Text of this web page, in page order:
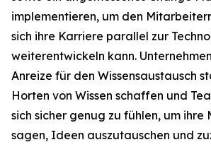
implementieren, um den
sich ihre Karriere parallel zur
weiterentwickeln kann.
Anreize für den Wissensaustausch
Horten von Wissen schaffen und
sich sicher genug zu fühlen, um ihre
sagen, Ideen auszutauschen und